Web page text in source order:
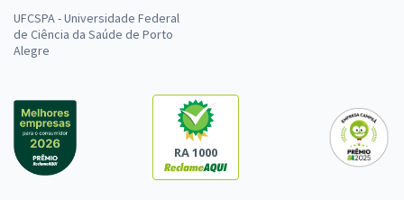
UFCSPA - Universidade Federal
de Ciência da Saúde de Porto
Alegre
RA 1000